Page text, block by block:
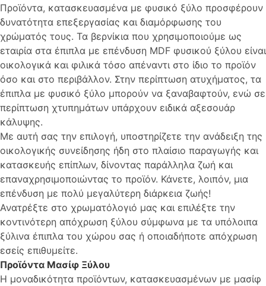
Προϊόντα, κατασκευασμένα με φυσικό ξύλο προσφέρουν
δυνατότητα επεξεργασίας και διαμόρφωσης του
χρώματός τους. Τα βερνίκια που χρησιμοποιούμε ως
εταιρία στα έπιπλα με επένδυση MDF φυσικού ξύλου είναι
οικολογικά και φιλικά τόσο απέναντι στο ίδιο το προϊόν
όσο και στο περιβάλλον. Στην περίπτωση ατυχήματος, τα
έπιπλα με φυσικό ξύλο μπορούν να ξαναβαφτούν, ενώ σε
περίπτωση χτυπημάτων υπάρχουν ειδικά αξεσουάρ
κάλυψης.
Με αυτή σας την επιλογή, υποστηρίζετε την ανάδειξη της
οικολογικής συνείδησης ήδη στο πλαίσιο παραγωγής και
κατασκευής επίπλων, δίνοντας παράλληλα ζωή και
επαναχρησιμοποιώντας το προϊόν. Κάνετε, λοιπόν, μια
επένδυση με πολύ μεγαλύτερη διάρκεια ζωής!
Ανατρέξτε στο χρωματόλογιό μας και επιλέξτε την
κοντινότερη απόχρωση ξύλου σύμφωνα με τα υπόλοιπα
ξύλινα έπιπλα του χώρου σας ή οποιαδήποτε απόχρωση
εσείς επιθυμείτε.
Προϊόντα Μασίφ Ξύλου
Η μοναδικότητα προϊόντων, κατασκευασμένων με μασίφ